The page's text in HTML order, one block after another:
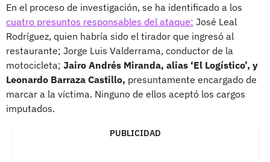
En el proceso de investigación, se ha identificado a los
cuatro presuntos responsables del ataque: José Leal
Rodríguez, quien habría sido el tirador que ingresó al
restaurante; Jorge Luis Valderrama, conductor de la
motocicleta; Jairo Andrés Miranda, alias ‘El Logístico’, y
Leonardo Barraza Castillo, presuntamente encargado de
marcar a la víctima. Ninguno de ellos aceptó los cargos
imputados.
PUBLICIDAD